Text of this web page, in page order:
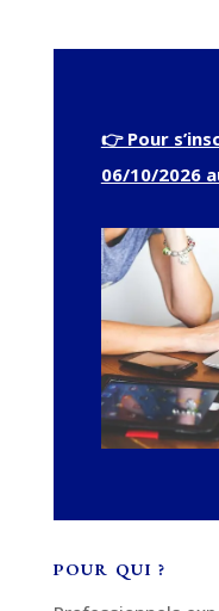
👉 Pour
06/10/2026
POUR QUI ?